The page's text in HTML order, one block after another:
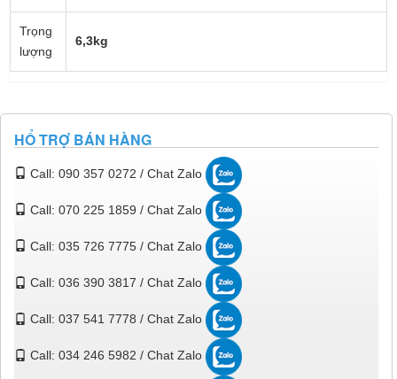
Trọng
lượng
6,3kg
HỔ TRỢ BÁN HÀNG
Call: 090 357 0272 / Chat Zalo
Call: 070 225 1859 / Chat Zalo
Call: 035 726 7775 / Chat Zalo
Call: 036 390 3817 / Chat Zalo
Call: 037 541 7778 / Chat Zalo
Call: 034 246 5982 / Chat Zalo